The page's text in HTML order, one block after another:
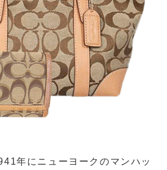
年にニューヨークのマンハッ